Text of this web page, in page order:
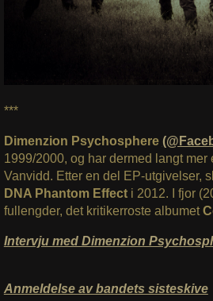
***
Dimenzion Psychosphere
1999/2000, og har dermed langt mer
Vanvidd. Etter en del EP-utgivelser,
DNA Phantom Effect i 2012. I fjor
fullengder, det kritikerroste albumet
Intervju med Dimenzion
Anmeldelse av bandets sisteskive